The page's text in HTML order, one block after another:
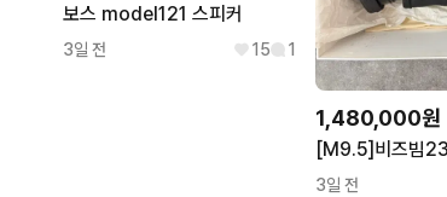
보스 model121 스피커
3일 전 15 1
1,480,000원
3일 전